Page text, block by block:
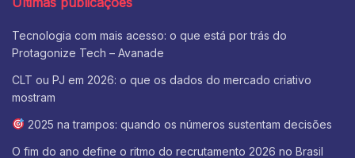
Tecnologia com mais acesso: o que está por trás do
Protagonize Tech – Avanade
CLT ou PJ em 2026: o que os dados do mercado criativo
mostram
2025 na trampos: quando os números sustentam decisões
O fim do ano define o ritmo do recrutamento 2026 no Brasil